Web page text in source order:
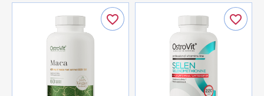
favorite_border favorite_border